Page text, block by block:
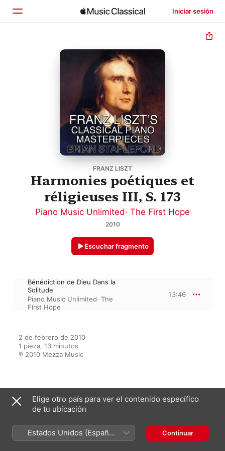
Iniciar sesión
FRANZ LISZT
Harmonies poétiques et
réligieuses III, S. 173
Piano Music Unlimited· The First Hope
2010
Escuchar fragmento
Bénédiction de Dieu Dans la
Solitude
Piano Music Unlimited· The
First Hope
13:46
2 de febrero de 2010
1 pieza, 13 minutos
℗ 2010 Mezza Music
Franz Liszt's Classical Piano
Masterpieces
Elige otro país para ver el contenido específico
de tu ubicación
Estados Unidos (Español
México)
Continuar